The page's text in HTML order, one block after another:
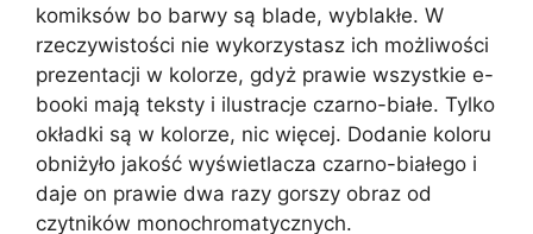
komiksów bo barwy są blade, wyblakłe. W
rzeczywistości nie wykorzystasz ich możliwości
prezentacji w kolorze, gdyż prawie wszystkie e-
booki mają teksty i ilustracje czarno-białe. Tylko
okładki są w kolorze, nic więcej. Dodanie koloru
obniżyło jakość wyświetlacza czarno-białego i
daje on prawie dwa razy gorszy obraz od
czytników monochromatycznych.